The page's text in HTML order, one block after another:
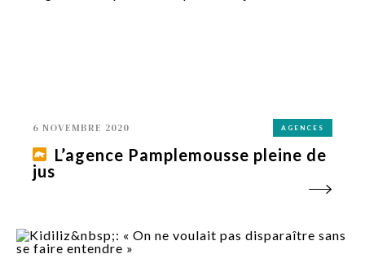
6 NOVEMBRE 2020 AGENCES
L’agence Pamplemousse pleine de
jus